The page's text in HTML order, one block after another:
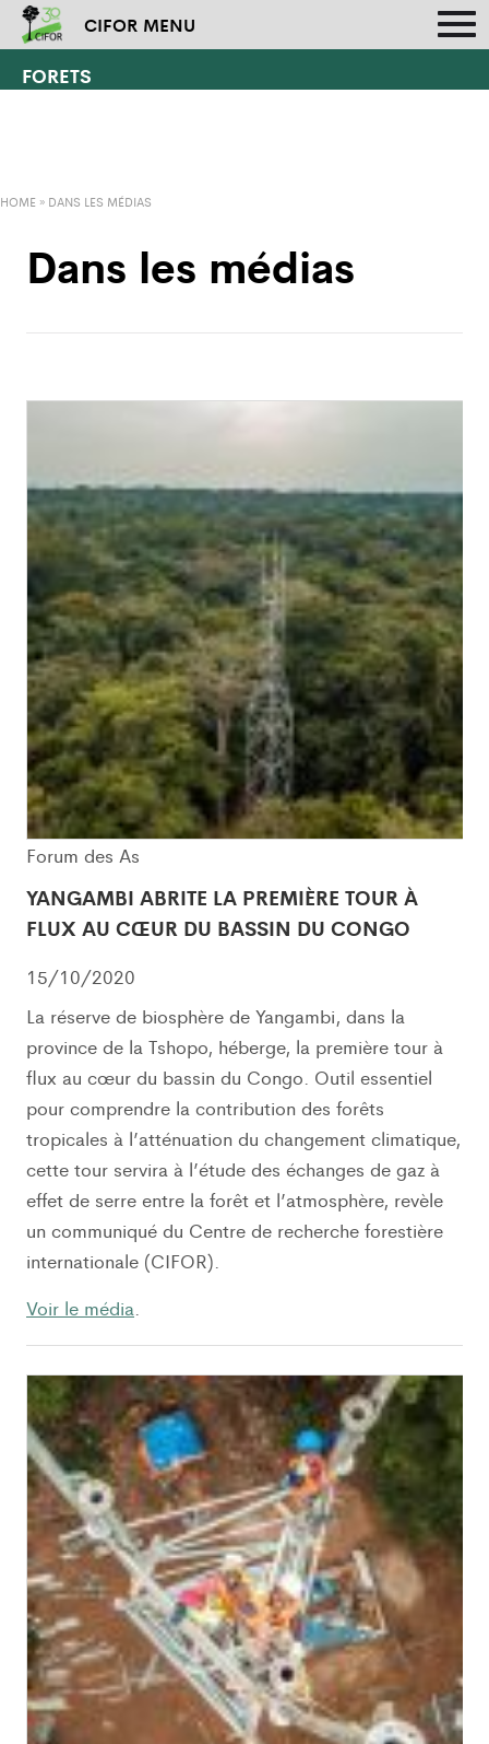
CIFOR MENU
FORETS
HOME » DANS LES MÉDIAS
Dans les médias
Forum des As
YANGAMBI ABRITE LA PREMIÈRE TOUR À
FLUX AU CŒUR DU BASSIN DU CONGO
15/10/2020
La réserve de biosphère de Yangambi, dans la
province de la Tshopo, héberge, la première tour à
flux au cœur du bassin du Congo. Outil essentiel
pour comprendre la contribution des forêts
tropicales à l’atténuation du changement climatique,
cette tour servira à l’étude des échanges de gaz à
effet de serre entre la forêt et l’atmosphère, revèle
un communiqué du Centre de recherche forestière
internationale (CIFOR).
Voir le média.